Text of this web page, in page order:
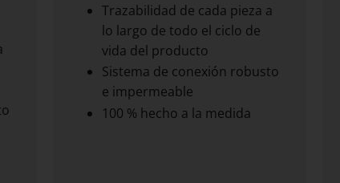
Trazabilidad de cada pieza a
lo largo de todo el ciclo de
vida del producto
Sistema de conexión robusto
e impermeable
100 % hecho a la medida